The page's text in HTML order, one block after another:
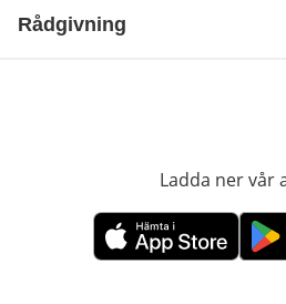
Rådgivning
Ladda ner vår
öppnas i nytt fönster